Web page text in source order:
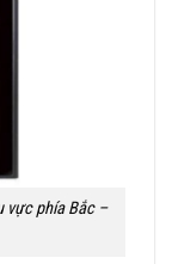
vực phía Bắc –